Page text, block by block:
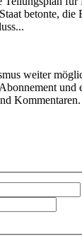
betonte,
weiter
und
Kommentaren.